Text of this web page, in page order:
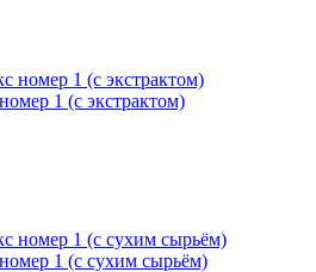
1 (с экстрактом)
1 (с сухим сырьём)